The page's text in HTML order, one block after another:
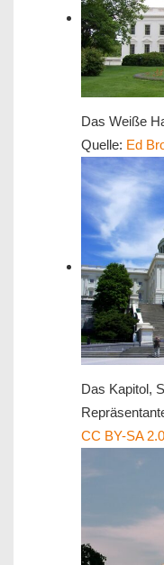
Das Weiße
Quelle: Ed
Das Kapitol,
CC BY-SA